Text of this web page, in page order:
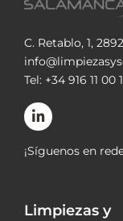
C. Retablo, 1,
Tel: +34 916 11 00
¡Síguenos en
Limpiezas y